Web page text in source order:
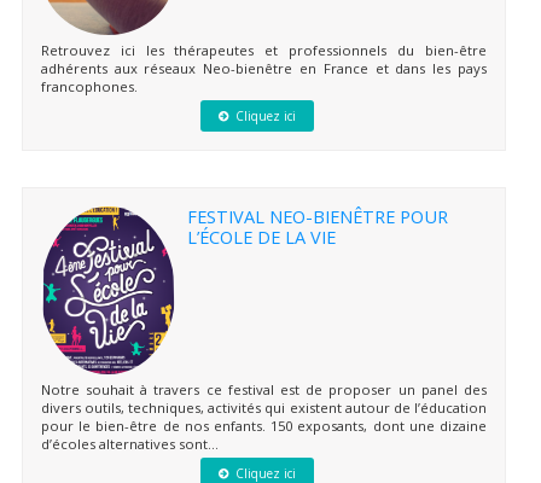
Retrouvez ici les thérapeutes et professionnels du bien-être
adhérents aux réseaux Neo-bienêtre en France et dans les pays
francophones.
Cliquez ici
FESTIVAL NEO-BIENÊTRE POUR
L’ÉCOLE DE LA VIE
Notre souhait à travers ce festival est de proposer un panel des
divers outils, techniques, activités qui existent autour de l’éducation
pour le bien-être de nos enfants. 150 exposants, dont une dizaine
d’écoles alternatives sont...
Cliquez ici